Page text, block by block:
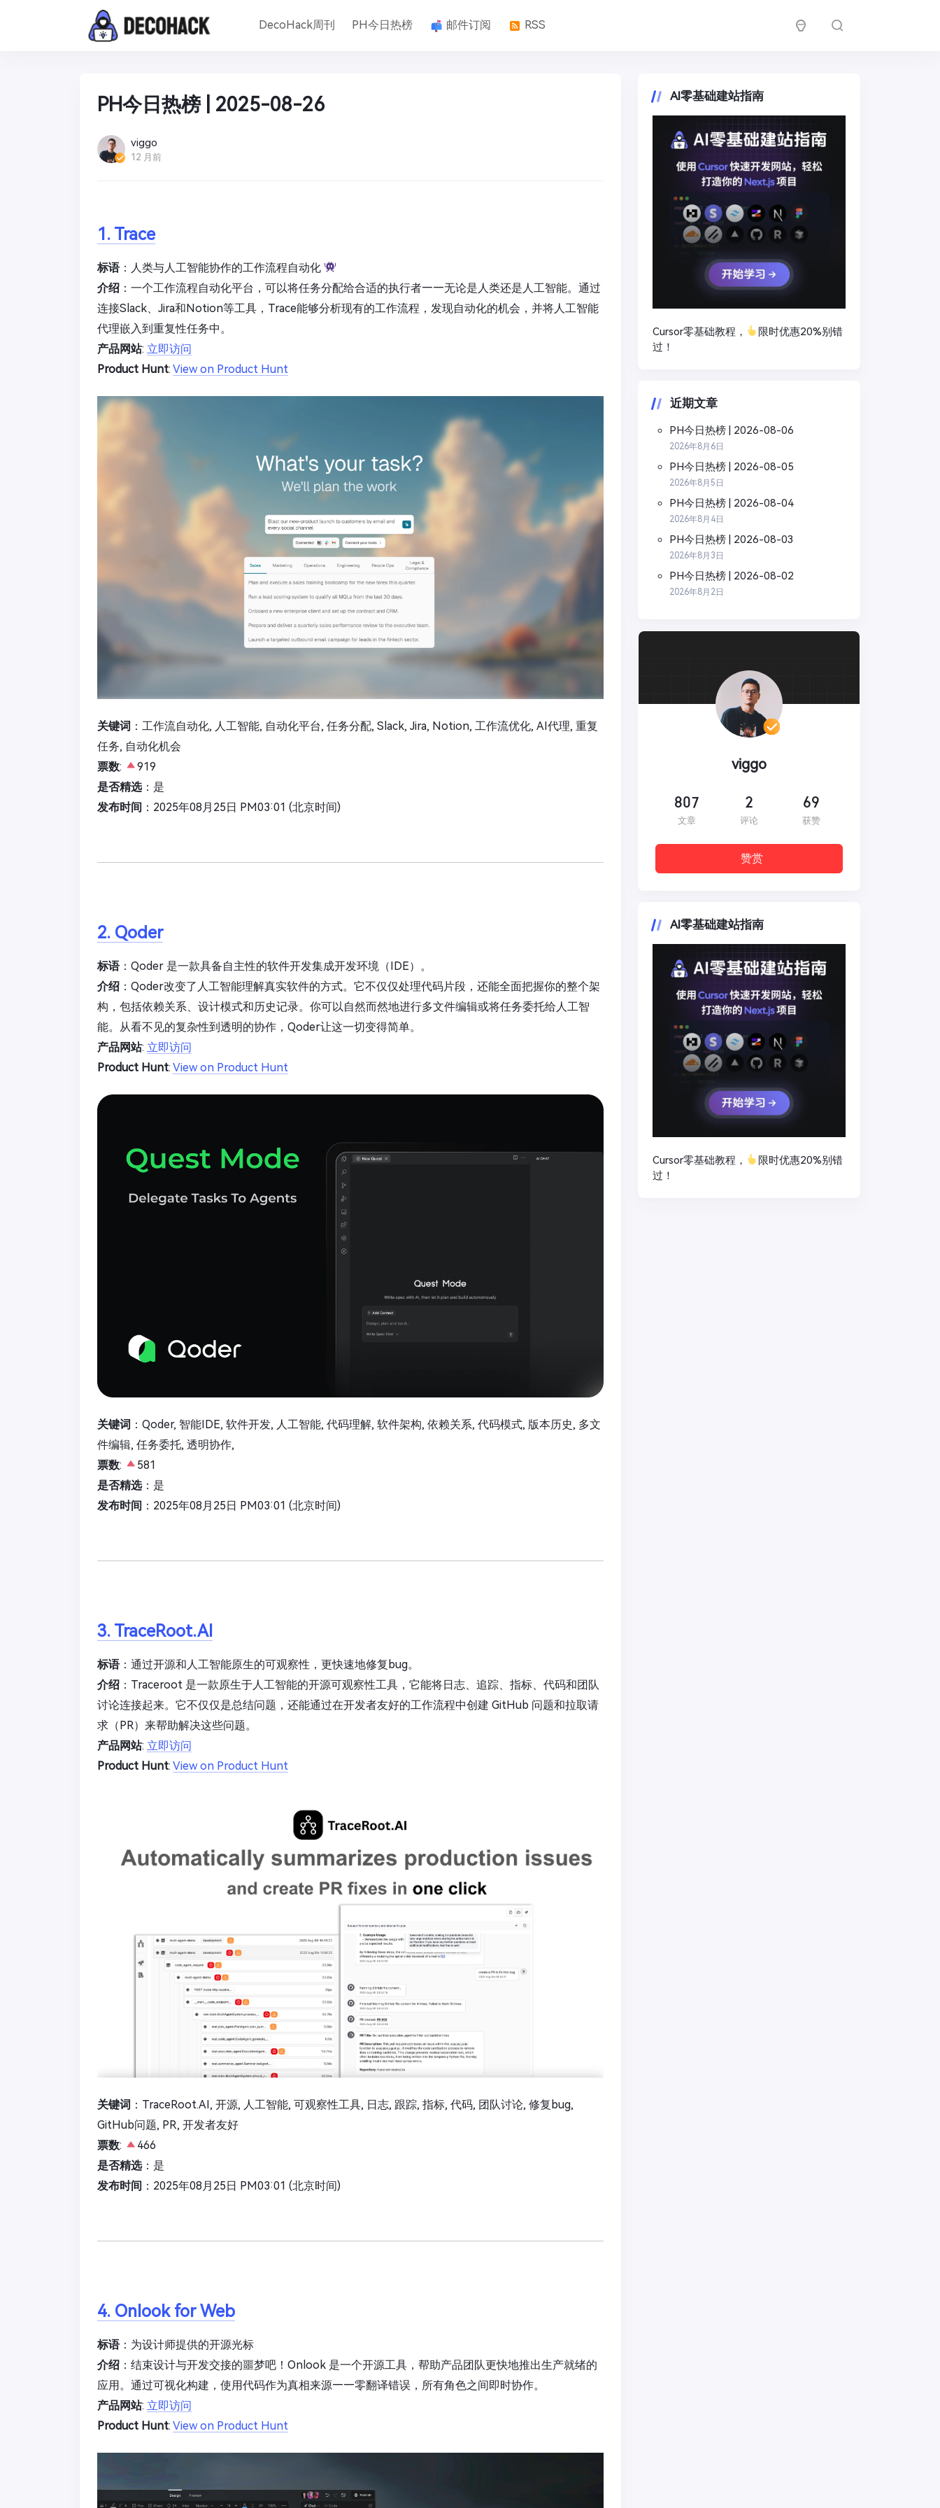
DecoHack周刊 PH今日热榜 邮件订阅 RSS
PH今日热榜 | 2025-08-26
viggo
12 月前
1. Trace
标语：人类与人工智能协作的工作流程自动化
介绍 ：一个工作流程自动化平台，可以将任务分配给合适的执行者——无论是人类还是人工智能。通过
连接Slack、Jira和Notion等工具，Trace能够分析现有的工作流程，发现自动化的机会，并将人工智能
代理嵌入到重复性任务中。
产品网站: 立即访问
Product Hunt: View on Product Hunt
关键词 ：工作流自动化, 人工智能, 自动化平台, 任务分配, Slack, Jira, Notion, 工作流优化, AI代理, 重复
任务, 自动化机会
票数:
919
是否精选：是
发布时间 ：2025年08月25日 PM03:01 (北京时间)
2. Qoder
标语：Qoder 是一款具备自主性的软件开发集成开发环境（IDE）。
介绍 ：Qoder改变了人工智能理解真实软件的方式。它不仅仅处理代码片段，还能全面把握你的整个架
构，包括依赖关系、设计模式和历史记录。你可以自然而然地进行多文件编辑或将任务委托给人工智
能。从看不见的复杂性到透明的协作，Qoder让这一切变得简单。
产品网站: 立即访问
Product Hunt: View on Product Hunt
关键词 ：Qoder, 智能IDE, 软件开发, 人工智能, 代码理解, 软件架构, 依赖关系, 代码模式, 版本历史, 多文
件编辑, 任务委托, 透明协作,
票数:
581
是否精选：是
发布时间 ：2025年08月25日 PM03:01 (北京时间)
3. TraceRoot.AI
标语：通过开源和人工智能原生的可观察性，更快速地修复bug。
介绍 ：Traceroot 是一款原生于人工智能的开源可观察性工具，它能将日志、追踪、指标、代码和团队
讨论连接起来。它不仅仅是总结问题，还能通过在开发者友好的工作流程中创建 GitHub 问题和拉取请
求（PR）来帮助解决这些问题。
产品网站: 立即访问
Product Hunt: View on Product Hunt
关键词 ：TraceRoot.AI, 开源, 人工智能, 可观察性工具, 日志, 跟踪, 指标, 代码, 团队讨论, 修复bug,
GitHub问题, PR, 开发者友好
票数:
466
是否精选：是
发布时间 ：2025年08月25日 PM03:01 (北京时间)
4. Onlook for Web
标语：为设计师提供的开源光标
介绍 ：结束设计与开发交接的噩梦吧！Onlook 是一个开源工具，帮助产品团队更快地推出生产就绪的
应用。通过可视化构建，使用代码作为真相来源——零翻译错误，所有角色之间即时协作。
产品网站: 立即访问
Product Hunt: View on Product Hunt
AI零基础建站指南
Cursor零基础教程，
限时优惠20%别错
过！
近期文章
PH今日热榜 | 2026-08-06
2026年8月6日
PH今日热榜 | 2026-08-05
2026年8月5日
PH今日热榜 | 2026-08-04
2026年8月4日
PH今日热榜 | 2026-08-03
2026年8月3日
PH今日热榜 | 2026-08-02
2026年8月2日
viggo
807
文章
2
评论
69
获赞
赞赏
AI零基础建站指南
Cursor零基础教程，
限时优惠20%别错
过！